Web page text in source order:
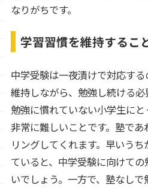
なりがちです。
学習習慣を維持するこ
中学受験は一夜漬けで対応す
維持しながら、勉強し続ける必
勉強に慣れていない小学生に
非常に難しいことです。塾で
リングしてくれます。早いう
ていると、中学受験に向けて
いでしょう。一方で、塾なし